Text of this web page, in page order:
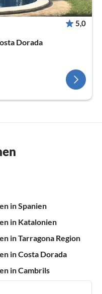
5,0
Dorada
in Spanien
in Katalonien
in Tarragona Region
in Costa Dorada
in Cambrils